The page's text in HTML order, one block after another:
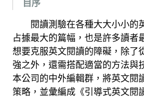
自序
閱讀測驗在各種大大小小的
占據最大的篇幅，也是許多讀者
想要克服英文閱讀的障礙，除了
強之外，還需搭配適當的方法與
本公司的中外編輯群，將英文閱
策略，並彙編成《引導式英文閱